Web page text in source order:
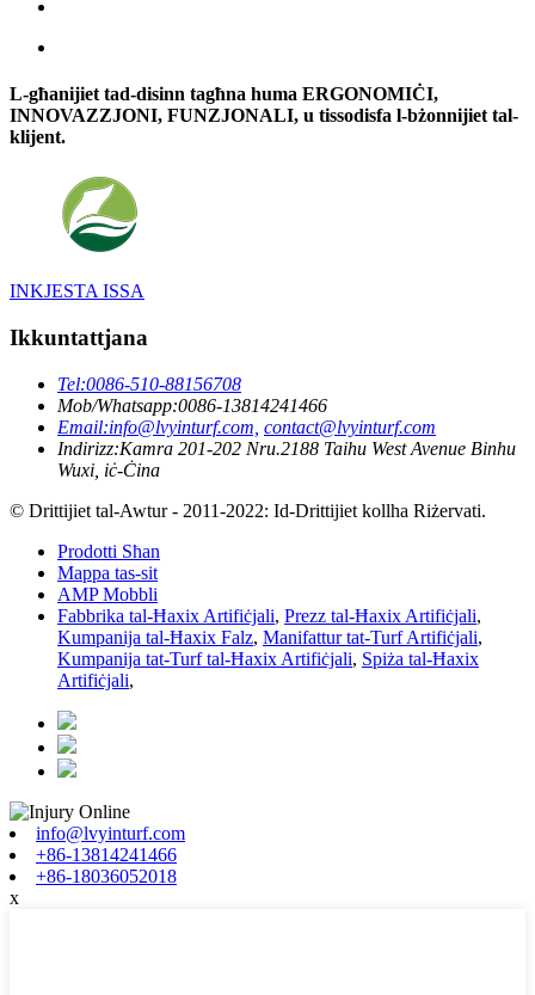
L-għanijiet tad-disinn tagħna huma ERGONOMIĊI,
INNOVAZZJONI, FUNZJONALI, u tissodisfa l-bżonnijiet tal-
klijent.
INKJESTA ISSA
Ikkuntattjana
Tel:0086-510-88156708
Mob/Whatsapp:0086-13814241466
Email:info@lvyinturf.com, contact@lvyinturf.com
Indirizz:Kamra 201-202 Nru.2188 Taihu West Avenue Binhu
Wuxi, iċ-Ċina
© Drittijiet tal-Awtur - 2011-2022: Id-Drittijiet kollha Riżervati.
Prodotti Sħan
Mappa tas-sit
AMP Mobbli
Fabbrika tal-Ħaxix Artifiċjali, Prezz tal-Ħaxix Artifiċjali,
Kumpanija tal-Ħaxix Falz, Manifattur tat-Turf Artifiċjali,
Kumpanija tat-Turf tal-Ħaxix Artifiċjali, Spiża tal-Ħaxix
Artifiċjali,
info@lvyinturf.com
+86-13814241466
+86-18036052018
x